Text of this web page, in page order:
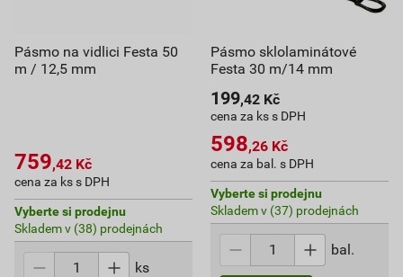
Pásmo na vidlici Festa 50
m / 12,5 mm
759,42 Kč
cena za ks s DPH
Vyberte si prodejnu
Skladem v (38) prodejnách
ks
Pásmo sklolaminátové
Festa 30 m/14 mm
199,42 Kč
cena za ks s DPH
598,26 Kč
cena za bal. s DPH
Vyberte si prodejnu
Skladem v (37) prodejnách
bal.